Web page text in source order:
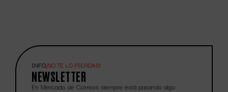
INFO¡NO TE LO PIERDAS!
NEWSLETTER
En Mercado de Correos siempre está pasando algo: